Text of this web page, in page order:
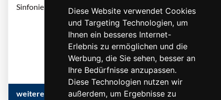
Diese Website verwendet Cookies
und Targeting Technologien, um
Ihnen ein besseres Internet-
Erlebnis zu ermöglichen und die
Werbung, die Sie sehen, besser an
Ihre Bedürfnisse anzupassen.
Diese Technologien nutzen wir
außerdem, um Ergebnisse zu
Sinfonie Nr. 4 d-Moll, op. 120
weitere Infos & Termine